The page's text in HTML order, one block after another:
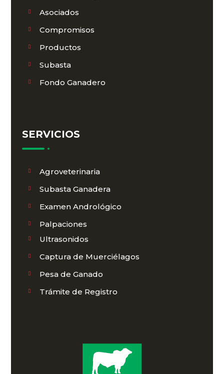
Asociados
Compromisos
Productos
Subasta
Fondo Ganadero
SERVICIOS
Agroveterinaria
Subasta Ganadera
Examen Andrológico
Palpaciones
Ultrasonidos
Captura de Muerciélagos
Pesa de Ganado
Trámite de Registro